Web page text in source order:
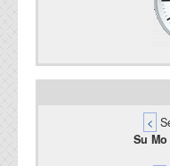
<
Su Mo